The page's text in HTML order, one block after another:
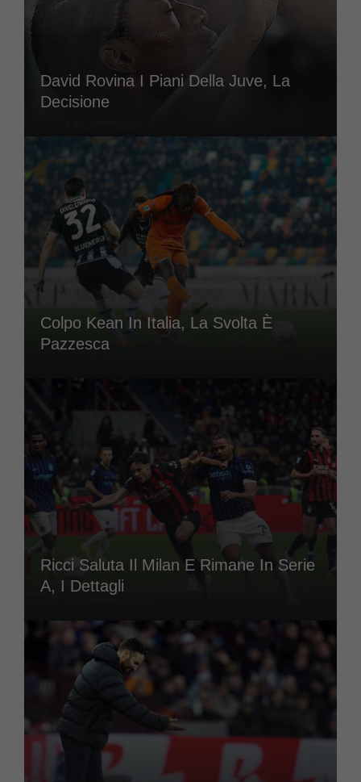
David Rovina I Piani Della Juve, La
Decisione
Colpo Kean In Italia, La Svolta È
Pazzesca
Ricci Saluta Il Milan E Rimane In Serie
A, I Dettagli